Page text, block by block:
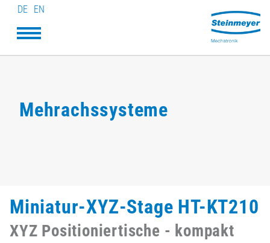
DE EN
Mehrachssysteme
Miniatur-XYZ-Stage HT-KT210
XYZ Positioniertische - kompakt